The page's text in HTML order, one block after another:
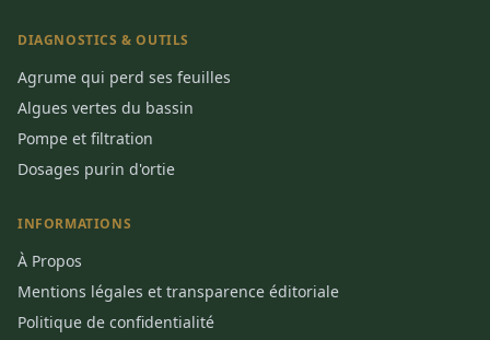
DIAGNOSTICS & OUTILS
Agrume qui perd ses feuilles
Algues vertes du bassin
Pompe et filtration
Dosages purin d'ortie
INFORMATIONS
À Propos
Mentions légales et transparence éditoriale
Politique de confidentialité